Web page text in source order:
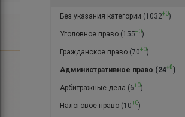
Без указания категории (1032+0)
Уголовное право(155+0)
Гражданское право(70+0)
Административное право (24+0)
Арбитражные дела (6+0)
Налоговое право(10+0)